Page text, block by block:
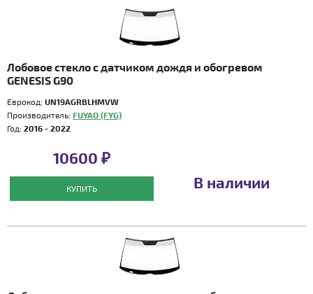
Лобовое стекло с датчиком дождя и обогревом
GENESIS G90
Еврокод: UN19AGRBLHMVW
Производитель: FUYAO (FYG)
Год: 2016 - 2022
10600 ₽
КУПИТЬ В наличии